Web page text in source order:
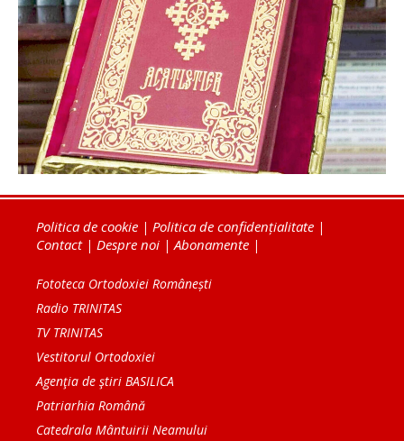
Politica de cookie | Politica de confidențialitate |
Contact| Despre noi |Abonamente |
Fototeca Ortodoxiei Românești
Radio TRINITAS
TV TRINITAS
Vestitorul Ortodoxiei
Agenţia de ştiri BASILICA
Patriarhia Română
Catedrala Mântuirii Neamului